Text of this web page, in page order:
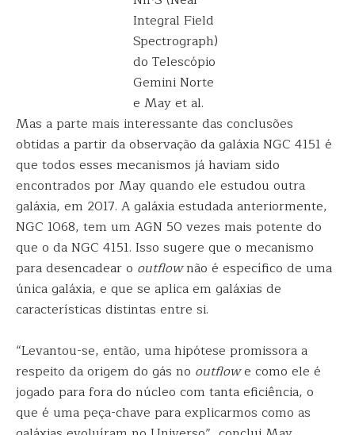
Integral Field
Spectrograph)
do Telescópio
Gemini Norte
e May et al.
Mas a parte mais interessante das conclusões
obtidas a partir da observação da galáxia NGC 4151 é
que todos esses mecanismos já haviam sido
encontrados por May quando ele estudou outra
galáxia, em 2017. A galáxia estudada anteriormente,
NGC 1068, tem um AGN 50 vezes mais potente do
que o da NGC 4151. Isso sugere que o mecanismo
para desencadear o outflownão é específico de uma
única galáxia, e que se aplica em galáxias de
características distintas entre si.
“Levantou-se, então, uma hipótese promissora a
respeito da origem do gás no outflowe como ele é
jogado para fora do núcleo com tanta eficiência, o
que é uma peça-chave para explicarmos como as